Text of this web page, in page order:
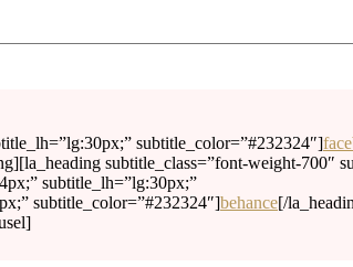
subtitle_color=”#232324″]
subtitle_class=”font-weight-700″
subtitle_lh=”lg:30px;”
subtitle_color=”#232324″]behance[/